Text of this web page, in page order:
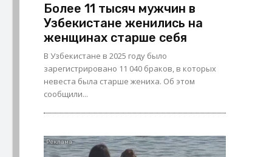
Более 11 тысяч мужчин в
Узбекистане женились на
женщинах старше себя
В Узбекистане в 2025 году было
зарегистрировано 11 040 браков, в которых
невеста была старше жениха. Об этом
сообщили...